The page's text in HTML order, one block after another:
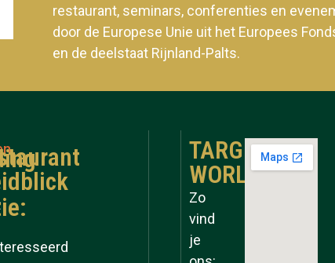
restaurant, seminars, conferenties en
door de Europese Unie uit het Europees
en de deelstaat Rijnland-Palts.
TARGET
WORLD
Zo
vind
je